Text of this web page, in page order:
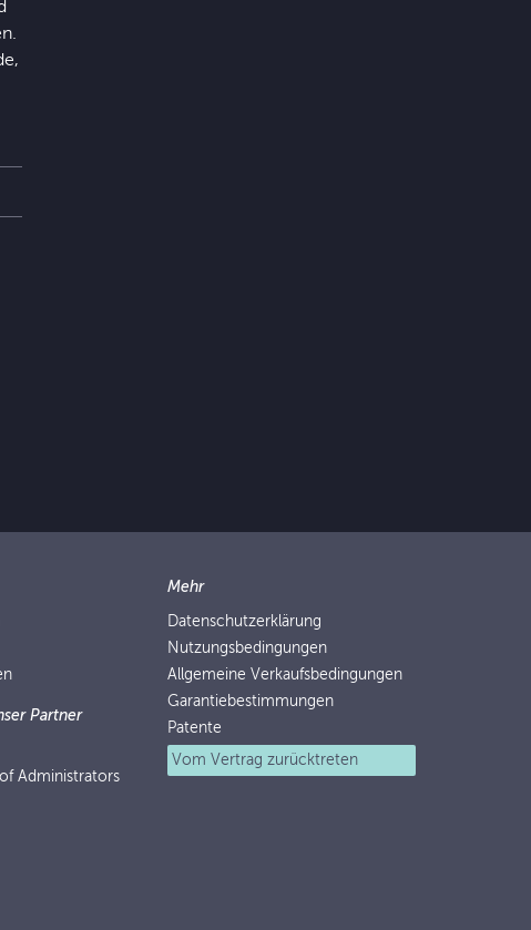
Partner
Administrators
Mehr
Datenschutzerklärung
Nutzungsbedingungen
Allgemeine Verkaufsbedingungen
Garantiebestimmungen
Patente
Vom Vertrag zurücktreten